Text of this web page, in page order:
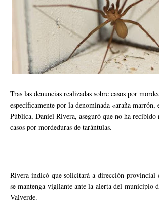
Tras las denuncias realizadas sobre casos por
específicamente por la denominada «araña
Pública, Daniel Rivera, aseguró que no ha recibido
casos por mordeduras de tarántulas.
Rivera indicó que solicitará a dirección provincial
se mantenga vigilante ante la alerta del municipio
Valverde.